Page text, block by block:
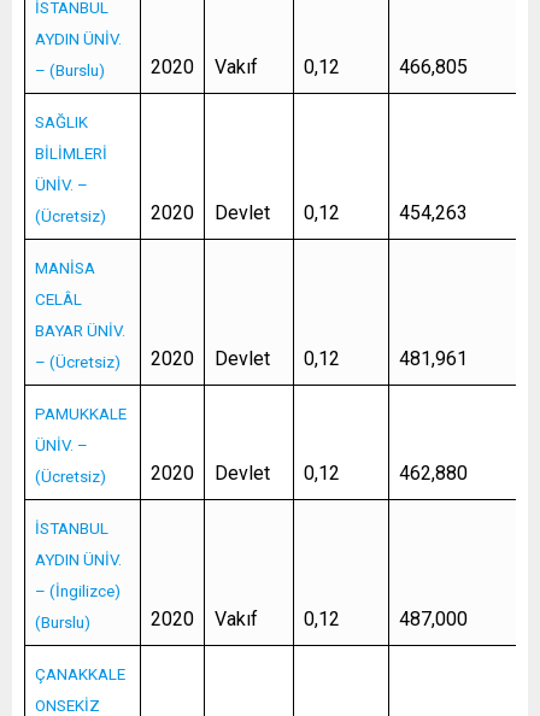
İSTANBUL
AYDIN ÜNİV.
– (Burslu)
2020 Vakıf 0,12 466,805
SAĞLIK
BİLİMLERİ
ÜNİV. –
(Ücretsiz)
2020 Devlet 0,12 454,263
MANİSA
CELÂL
BAYAR ÜNİV.
– (Ücretsiz)
2020 Devlet 0,12 481,961
PAMUKKALE
ÜNİV. –
(Ücretsiz)
2020 Devlet 0,12 462,880
İSTANBUL
AYDIN ÜNİV.
– (İngilizce)
(Burslu)
2020 Vakıf 0,12 487,000
ÇANAKKALE
ONSEKİZ